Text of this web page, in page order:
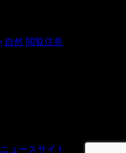
自然 閲覧注意
ュースサイト